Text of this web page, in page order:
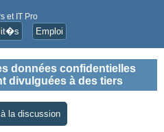
et IT Pro
Emploi
données confidentielles
divulguées à des tiers
à la discussion